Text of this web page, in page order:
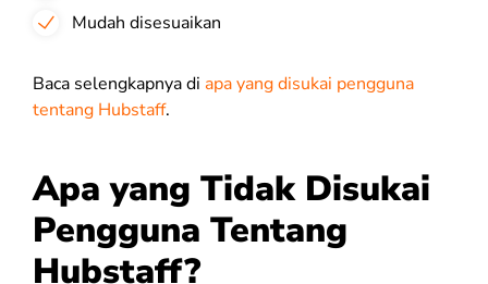
Mudah disesuaikan
Baca selengkapnya di apa yang disukai pengguna
tentang Hubstaff.
Apa yang Tidak Disukai
Pengguna Tentang
Hubstaff?